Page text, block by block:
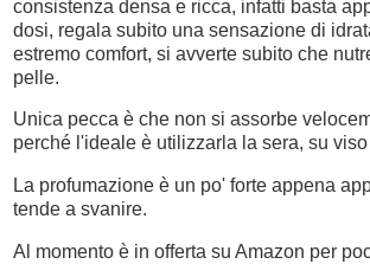
consistenza densa e ricca, infatti basta
dosi, regala subito una sensazione di
estremo comfort, si avverte subito che
pelle.
Unica pecca è che non si assorbe
perché l'ideale è utilizzarla la sera, su
La profumazione è un po' forte appena
tende a svanire.
Al momento è in offerta su Amazon per